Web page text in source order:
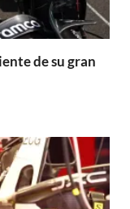
de su gran